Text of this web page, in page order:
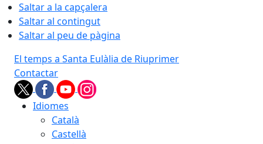
Saltar a la capçalera
Saltar al contingut
Saltar al peu de pàgina
El temps a Santa Eulàlia de Riuprimer
Contactar
Idiomes
Català
Castellà